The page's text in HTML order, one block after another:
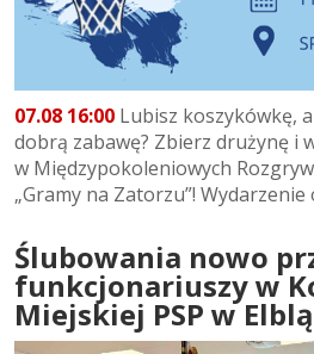
07.08 16:00 Lubisz koszykówkę,
dobrą zabawę? Zbierz drużynę i
w Międzypokoleniowych
„Gramy na Zatorzu”! Wydarzenie
Ślubowania nowo
funkcjonariuszy w
Miejskiej PSP w